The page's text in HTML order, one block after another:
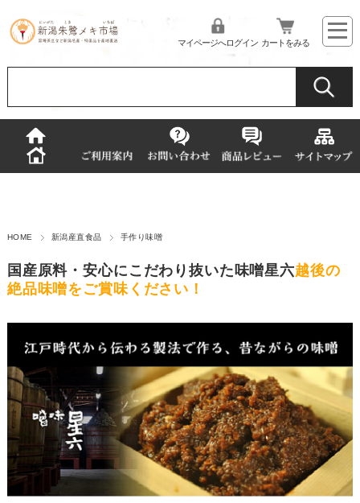
マイページへログイン カートをみる
HOME 新潟産直食品 手作り味噌
国産原料・安心にこだわり抜いた味噌星六越後の
絶品味噌をご賞味ください！